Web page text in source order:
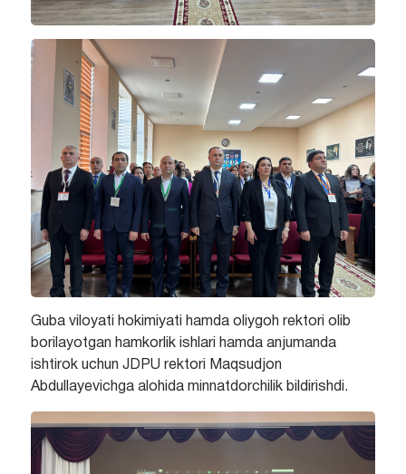
Guba viloyati hokimiyati hamda oliygoh rektori olib
borilayotgan hamkorlik ishlari hamda anjumanda
ishtirok uchun JDPU rektori Maqsudjon
Abdullayevichga alohida minnatdorchilik bildirishdi.